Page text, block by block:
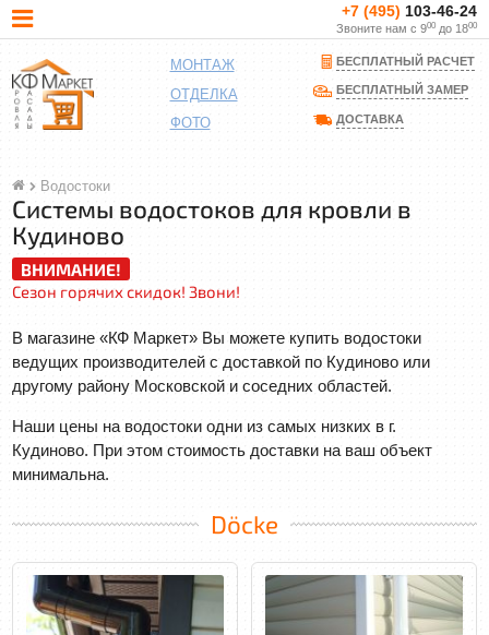
+7 (495) 103-46-24
Звоните нам с 900до 1800
МОНТАЖ
ОТДЕЛКА
ФОТО
БЕСПЛАТНЫЙ РАСЧЕТ
БЕСПЛАТНЫЙ ЗАМЕР
ДОСТАВКА
Водостоки
Системы водостоков для кровли в
Кудиново
ВНИМАНИЕ!
Сезон горячих скидок! Звони!
В магазине «КФ Маркет» Вы можете купить водостоки
ведущих производителей с доставкой по Кудиново или
другому району Московской и соседних областей.
Наши цены на водостоки одни из самых низких в г.
Кудиново. При этом стоимость доставки на ваш объект
минимальна.
Döcke